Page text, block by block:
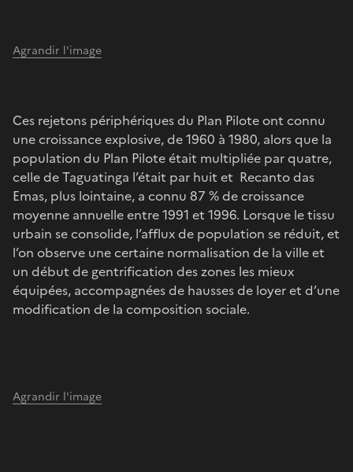
Agrandir l'image
Ces rejetons périphériques du Plan Pilote ont connu
une croissance explosive, de 1960 à 1980, alors que la
population du Plan Pilote était multipliée par quatre,
celle de Taguatinga l’était par huit et Recanto das
Emas, plus lointaine, a connu 87 % de croissance
moyenne annuelle entre 1991 et 1996. Lorsque le tissu
urbain se consolide, l’afflux de population se réduit, et
l’on observe une certaine normalisation de la ville et
un début de gentrification des zones les mieux
équipées, accompagnées de hausses de loyer et d’une
modification de la composition sociale.
Agrandir l'image